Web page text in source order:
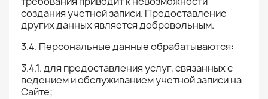
создания учетной записи. Предоставление
других данных является добровольным.
3.4. Персональные данные обрабатываются:
3.4.1. для предоставления услуг, связанных с
ведением и обслуживанием учетной записи на
Сайте;